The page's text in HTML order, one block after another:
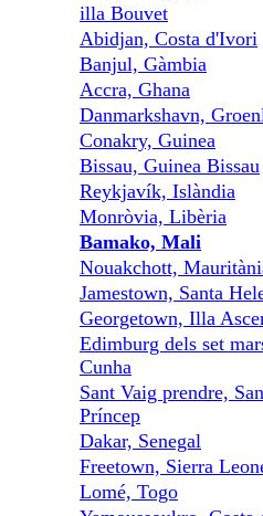
illa Bouvet
Abidjan, Costa d'Ivori
Banjul, Gàmbia
Accra, Ghana
Danmarkshavn,
Conakry, Guinea
Bissau, Guinea Bissau
Reykjavík, Islàndia
Monròvia, Libèria
Bamako, Mali
Nouakchott,
Jamestown, Santa
Georgetown, Illa
Edimburg dels set
Cunha
Sant Vaig prendre,
Príncep
Dakar, Senegal
Freetown, Sierra
Lomé, Togo